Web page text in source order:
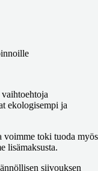
ekologisempi ja
voimme toki tuoda myös
lisämaksusta.
siivouksen